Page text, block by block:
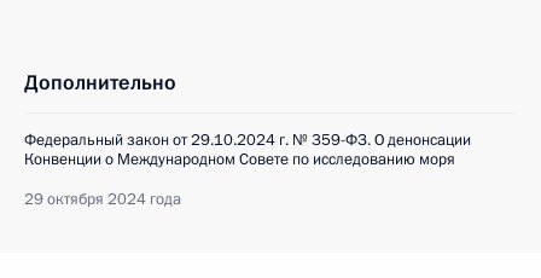
Дополнительно
Федеральный закон от 29.10.2024 г. № 359-ФЗ. О денонсации
Конвенции о Международном Совете по исследованию моря
29 октября 2024 года